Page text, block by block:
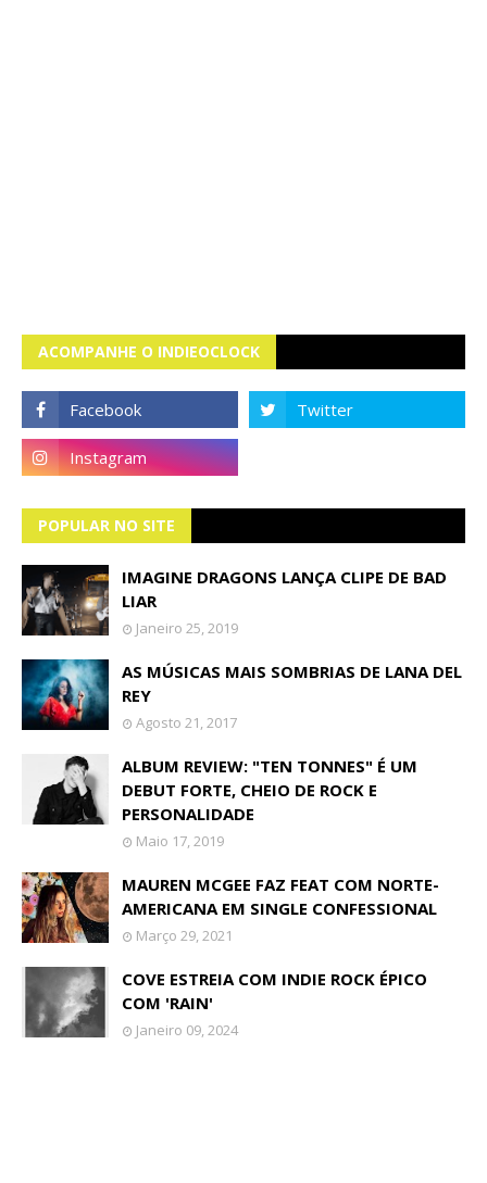
ACOMPANHE O INDIEOCLOCK
POPULAR NO SITE
IMAGINE DRAGONS LANÇA CLIPE DE BAD
LIAR
Janeiro 25, 2019
AS MÚSICAS MAIS SOMBRIAS DE LANA DEL
REY
Agosto 21, 2017
ALBUM REVIEW: "TEN TONNES" É UM
DEBUT FORTE, CHEIO DE ROCK E
PERSONALIDADE
Maio 17, 2019
MAUREN MCGEE FAZ FEAT COM NORTE-
AMERICANA EM SINGLE CONFESSIONAL
Março 29, 2021
COVE ESTREIA COM INDIE ROCK ÉPICO
COM 'RAIN'
Janeiro 09, 2024